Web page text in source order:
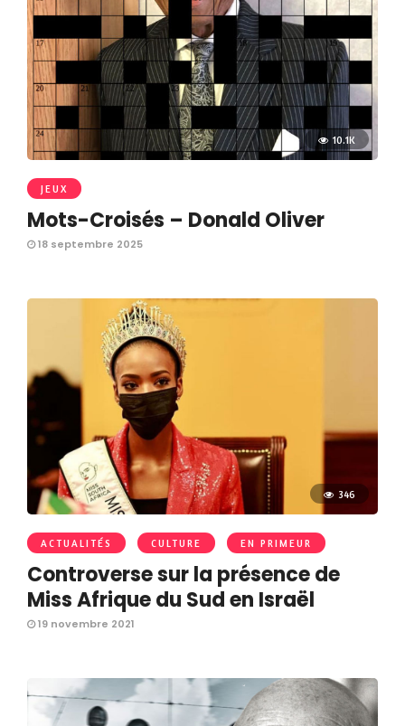
10.1K
JEUX
Mots-Croisés – Donald Oliver
18 septembre 2025
346
ACTUALITÉS CULTURE EN PRIMEUR
Controverse sur la présence de
Miss Afrique du Sud en Israël
19 novembre 2021